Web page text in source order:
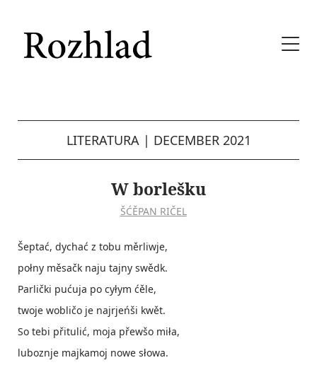
LITERATURA| DECEMBER 2021
W borlešku
ŠĆĚPAN RIČEL
Šeptać, dychać z tobu měrliwje,
połny měsačk naju tajny swědk.
Parlički pućuja po cyłym ćěle,
twoje wobličo je najrjeńši kwět.
So tebi přitulić, moja přewšo miła,
luboznje majkamoj nowe słowa.